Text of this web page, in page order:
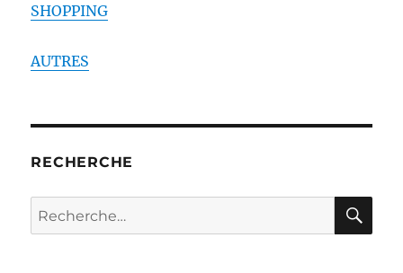
SHOPPING
AUTRES
RECHERCHE
Recherche
pour :